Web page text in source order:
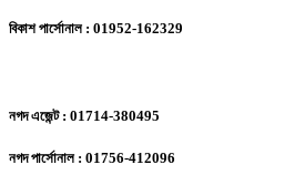
বিকাশ পার্সোনাল : 01952-162329
নগদ এজেন্ট : 01714-380495
নগদ পার্সোনাল : 01756-412096